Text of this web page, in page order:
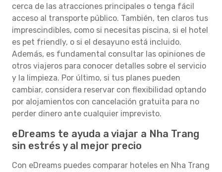
cerca de las atracciones principales o tenga fácil
acceso al transporte público. También, ten claros tus
imprescindibles, como si necesitas piscina, si el hotel
es pet friendly, o si el desayuno está incluido.
Además, es fundamental consultar las opiniones de
otros viajeros para conocer detalles sobre el servicio
y la limpieza. Por último, si tus planes pueden
cambiar, considera reservar con flexibilidad optando
por alojamientos con cancelación gratuita para no
perder dinero ante cualquier imprevisto.
eDreams te ayuda a viajar a Nha Trang
sin estrés y al mejor precio
Con eDreams puedes comparar hoteles en Nha Trang